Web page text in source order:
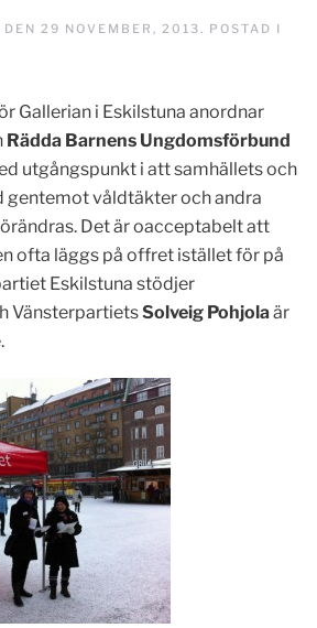
DEN 29 NOVEMBER, 2013. POSTAD I
Gallerian i Eskilstuna anordnar
Rädda Barnens Ungdomsförbund
utgångspunkt i att samhällets och
våldtäkter och andra
Det är oacceptabelt att
ofta läggs på offret istället för på
Eskilstuna stödjer
VänsterpartietsSolveig Pohjolaär